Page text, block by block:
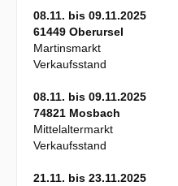
08.11. bis 09.11.2025
61449 Oberursel
Martinsmarkt
Verkaufsstand
08.11. bis 09.11.2025
74821 Mosbach
Mittelaltermarkt
Verkaufsstand
21.11. bis 23.11.2025